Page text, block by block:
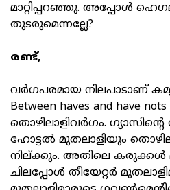
മാറ്റിപ്പറഞ്ഞു. അപ്പോള്‍
തുടരുമെന്നല്ലേ?
രണ്ട്,
വര്‍ഗപരമായ നിലപാടാണ്
Between haves and have
തൊഴിലാളിവര്‍ഗം.
ഹോട്ടല്‍ മുതലാളിയും
നില്ക്കും. അതിലെ കരുക്കള്‍
ചിലപ്പോള്‍ തീയേറ്റര്‍